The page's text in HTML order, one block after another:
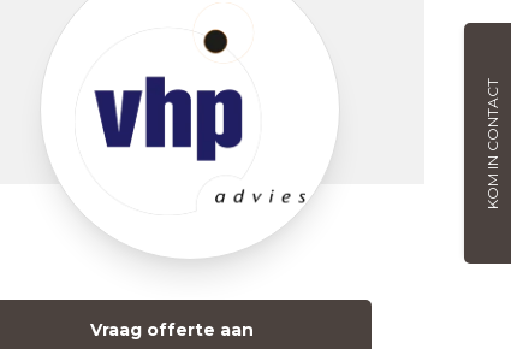
KOM IN CONTACT
Vraag offerte aan